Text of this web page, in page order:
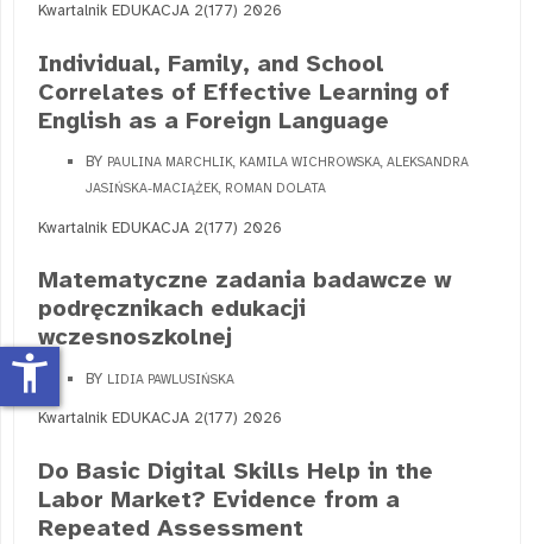
Kwartalnik EDUKACJA 2(177) 2026
Individual, Family, and School
Correlates of Effective Learning of
English as a Foreign Language
BY PAULINA MARCHLIK, KAMILA WICHROWSKA, ALEKSANDRA
JASIŃSKA-MACIĄŻEK, ROMAN DOLATA
Kwartalnik EDUKACJA 2(177) 2026
Matematyczne zadania badawcze w
podręcznikach edukacji
wczesnoszkolnej
BY LIDIA PAWLUSIŃSKA
Kwartalnik EDUKACJA 2(177) 2026
Do Basic Digital Skills Help in the
Labor Market? Evidence from a
Repeated Assessment
accessibility_new